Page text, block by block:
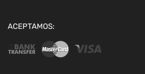
ACEPTAMOS: